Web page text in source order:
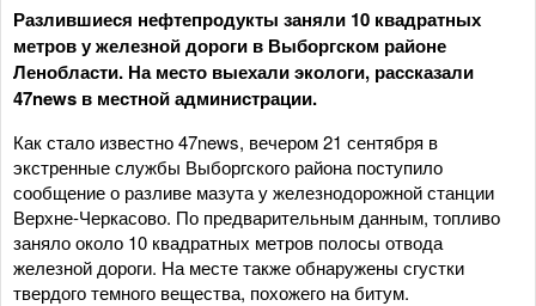
Разлившиеся нефтепродукты заняли 10 квадратных
метров у железной дороги в Выборгском районе
Ленобласти. На место выехали экологи, рассказали
47news в местной администрации.
Как стало известно 47news, вечером 21 сентября в
экстренные службы Выборгского района поступило
сообщение о разливе мазута у железнодорожной станции
Верхне-Черкасово. По предварительным данным, топливо
заняло около 10 квадратных метров полосы отвода
железной дороги. На месте также обнаружены сгустки
твердого темного вещества, похожего на битум.